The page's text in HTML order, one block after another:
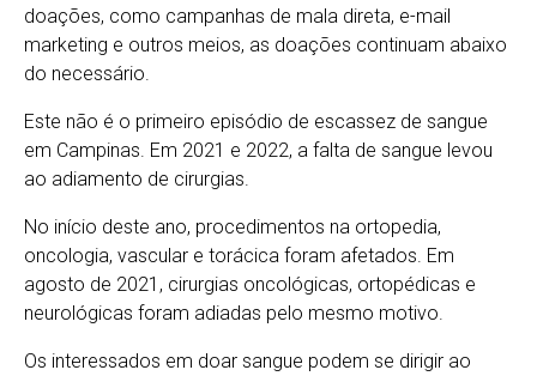
doações, como campanhas de mala direta, e-mail
marketing e outros meios, as doações continuam abaixo
do necessário.
Este não é o primeiro episódio de escassez de sangue
em Campinas. Em 2021 e 2022, a falta de sangue levou
ao adiamento de cirurgias.
No início deste ano, procedimentos na ortopedia,
oncologia, vascular e torácica foram afetados. Em
agosto de 2021, cirurgias oncológicas, ortopédicas e
neurológicas foram adiadas pelo mesmo motivo.
Os interessados em doar sangue podem se dirigir ao